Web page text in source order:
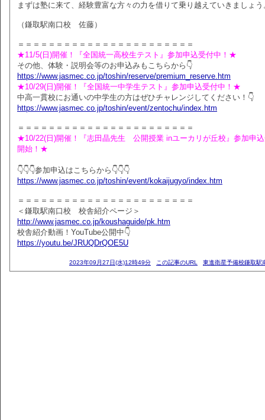
まずは塾に来て、経験豊富な方々の力を借りて乗り越えていきましょう
（鎌取駅南口校 佐藤）
＝＝＝＝＝＝＝＝＝＝＝＝＝＝＝＝＝＝＝＝＝＝＝
★11/5(日)開催！『全国統一高校生テスト』参加申込受付中！★
その他、体験・説明会等のお申込みもこちらから👇
https://www.jasmec.co.jp/toshin/reserve/premium_reserve.htm
★10/29(日)開催！『全国統一中学生テスト』参加申込受付中！★
中高一貫校にお通いの中学生の方はぜひチャレンジしてください！👇
https://www.jasmec.co.jp/toshin/event/zentochu/index.htm
＝＝＝＝＝＝＝＝＝＝＝＝＝＝＝＝＝＝＝＝＝＝＝
★10/22(日)開催！『志田晶先生 公開授業 inユーカリが丘校』参加申
開始！★
👇👇👇参加申込はこちらから👇👇👇
https://www.jasmec.co.jp/toshin/event/kokaijugyo/index.htm
＝＝＝＝＝＝＝＝＝＝＝＝＝＝＝＝＝＝＝＝＝＝＝
＜鎌取駅南口校 校舎紹介ページ＞
http://www.jasmec.co.jp/koushaguide/pk.htm
校舎紹介動画！YouTube公開中👇
https://youtu.be/JRUQDrQOE5U
2023年09月27日(水)12時49分 この記事のURL 東進衛星予備校鎌取駅